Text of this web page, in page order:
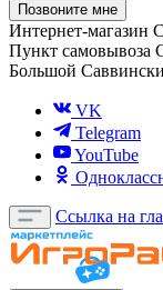
Позвоните мне
Интернет-магазин
Пункт самовывоза
Большой
VK
Telegram
YouTube
Ссылка на